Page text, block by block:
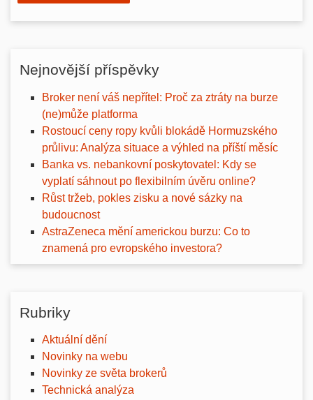
Nejnovější příspěvky
Broker není váš nepřítel: Proč za ztráty na burze
(ne)může platforma
Rostoucí ceny ropy kvůli blokádě Hormuzského
průlivu: Analýza situace a výhled na příští měsíc
Banka vs. nebankovní poskytovatel: Kdy se
vyplatí sáhnout po flexibilním úvěru online?
Růst tržeb, pokles zisku a nové sázky na
budoucnost
AstraZeneca mění americkou burzu: Co to
znamená pro evropského investora?
Rubriky
Aktuální dění
Novinky na webu
Novinky ze světa brokerů
Technická analýza